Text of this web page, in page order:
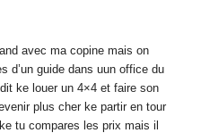
avec ma copine mais on
d’un guide dans uun office du
ke louer un 4×4 et faire son
plus cher ke partir en tour
tu compares les prix mais il